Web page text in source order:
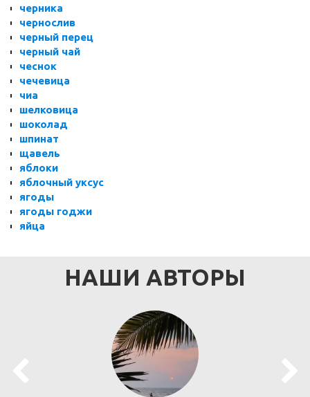
черника
чернослив
черный перец
черный чай
чеснок
чечевица
чиа
шелковица
шоколад
шпинат
щавель
яблоки
яблочный уксус
ягоды
ягоды годжи
яйца
НАШИ АВТОРЫ